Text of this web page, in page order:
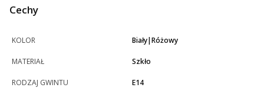
Cechy
KOLOR Biały|Różowy
MATERIAŁ Szkło
RODZAJ GWINTU E14